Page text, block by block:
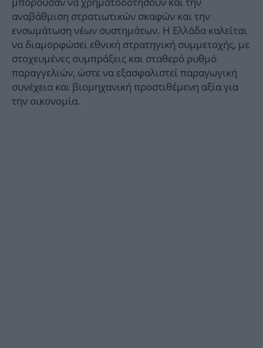
αναβάθμιση στρατιωτικών σκαφών και την
ενσωμάτωση νέων συστημάτων. Η Ελλάδα καλείται
να διαμορφώσει εθνική στρατηγική συμμετοχής, με
στοχευμένες συμπράξεις και σταθερό ρυθμό
παραγγελιών, ώστε να εξασφαλιστεί παραγωγική
συνέχεια και βιομηχανική προστιθέμενη αξία για
την οικονομία.